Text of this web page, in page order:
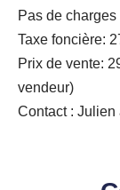
Pas de
Taxe foncière:
Prix de vente:
vendeur)
Contact : Julien